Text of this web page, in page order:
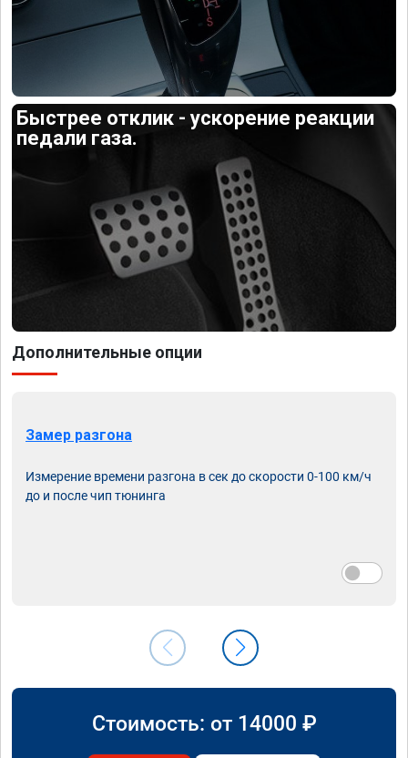
Быстрее отклик - ускорение реакции
педали газа.
Дополнительные опции
Замер разгона
Измерение времени разгона в сек до скорости 0-100 км/ч
до и после чип тюнинга
Стоимость: от 14000 ₽